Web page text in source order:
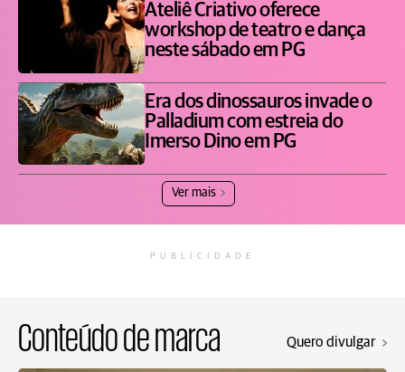
Ateliê Criativo oferece
workshop de teatro e dança
neste sábado em PG
Era dos dinossauros invade o
Palladium com estreia do
Imerso Dino em PG
Ver mais
PUBLICIDADE
Conteúdo de marca Quero divulgar